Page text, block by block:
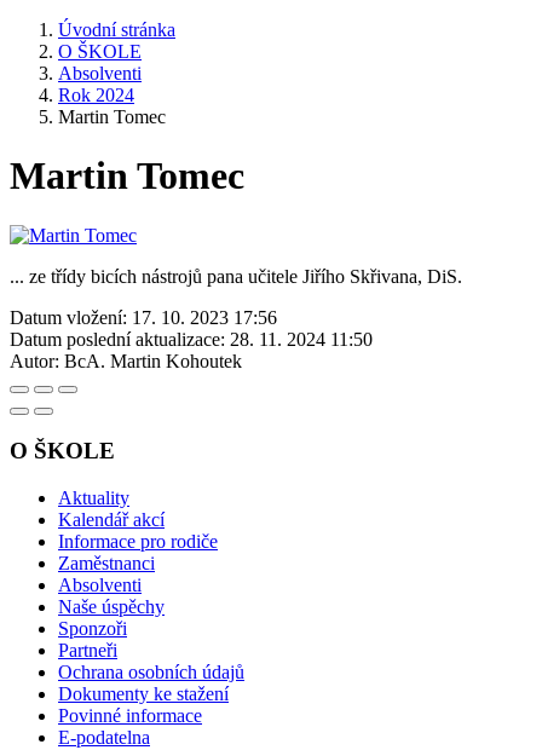
Úvodní stránka
O ŠKOLE
Absolventi
Rok 2024
Martin Tomec
Martin Tomec
... ze třídy bicích nástrojů pana učitele Jiřího Skřivana, DiS.
Datum vložení: 17. 10. 2023 17:56
Datum poslední aktualizace: 28. 11. 2024 11:50
Autor: BcA. Martin Kohoutek
O ŠKOLE
Aktuality
Kalendář akcí
Informace pro rodiče
Zaměstnanci
Absolventi
Naše úspěchy
Sponzoři
Partneři
Ochrana osobních údajů
Dokumenty ke stažení
Povinné informace
E-podatelna